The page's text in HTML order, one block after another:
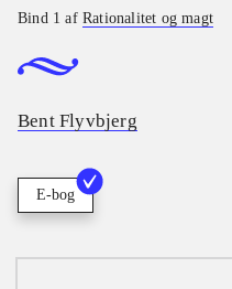
Bind 1 afRationalitet og magt
Bent Flyvbjerg
E-bog